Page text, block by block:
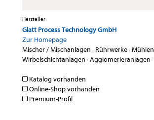
Hersteller
Glatt Process Technology GmbH
Zur Homepage
Mischer / Mischanlagen · Rührwerke·Mühlen
Wirbelschichtanlagen ·Agglomerieranlagen ·
Katalog vorhanden
Online-Shop vorhanden
Premium-Profil